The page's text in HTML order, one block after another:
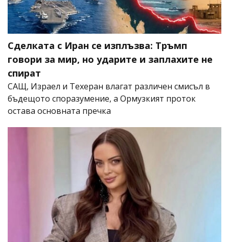
Сделката с Иран се изплъзва: Тръмп
говори за мир, но ударите и заплахите не
спират
САЩ, Израел и Техеран влагат различен смисъл в
бъдещото споразумение, а Ормузкият проток
остава основната пречка